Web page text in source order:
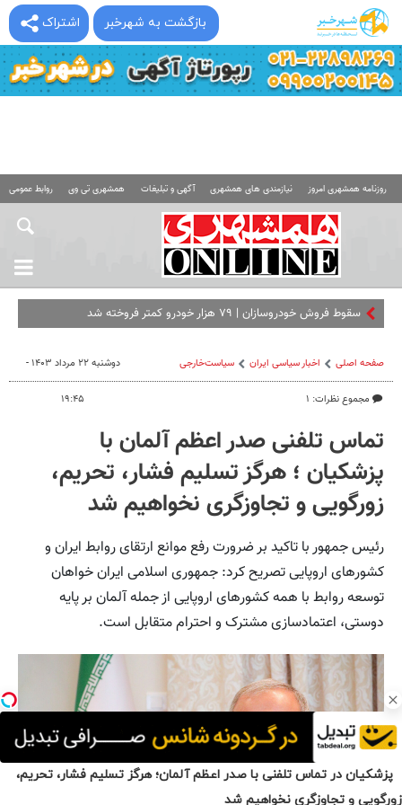
اشتراک بازگشت به شهرخبر
پزشکیان در تماس تلفنی با صدر اعظم آلمان؛ هرگز تسلیم فشار، تحریم،
زورگویی و تجاوزگری نخواهیم شد